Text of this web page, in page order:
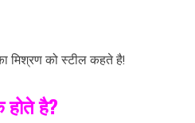
मिश्रण को स्टील कहते है!
है?